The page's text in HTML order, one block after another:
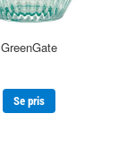
GreenGate
Se pris